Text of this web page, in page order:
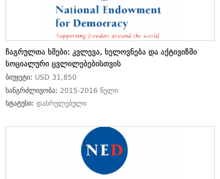
ჩაგრულთა ხმები: კვლევა, ხელოვნება და აქტივიზმი
სოციალური ცვლილებებისთვის
ბიუჯეტი: USD 31,850
ხანგრძლივობა: 2015-2016 წელი
სტატუსი:დასრულებული